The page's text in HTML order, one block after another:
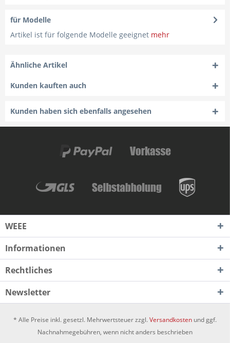
für Modelle
Artikel ist für folgende Modelle geeignet mehr
Ähnliche Artikel
Kunden kauften auch
Kunden haben sich ebenfalls angesehen
WEEE
Informationen
Rechtliches
Newsletter
* Alle Preise inkl. gesetzl. Mehrwertsteuer zzgl.Versandkosten und ggf.
Nachnahmegebühren, wenn nicht anders beschrieben